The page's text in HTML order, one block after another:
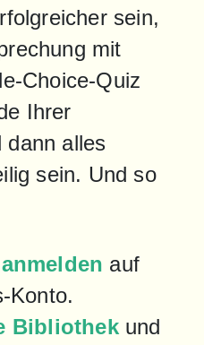
sein,
mit
Choice-Quiz
Ihrer
dann alles
sein. Und so
auf
Konto.
Bibliothek und